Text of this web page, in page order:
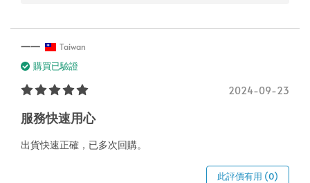
一一 Taiwan
購買已驗證
2024-09-23
服務快速用心
出貨快速正確，已多次回購。
此評價有用 (0)